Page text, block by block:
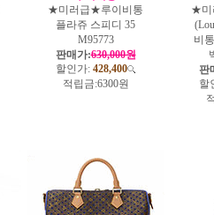
★미러급★루이비통
플라쥬 스피디 35
M95773
판매가:630,000원
할인가: 428,400
적립금:6300원
★미
비
판
할